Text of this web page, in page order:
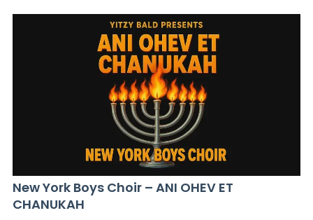
New York Boys Choir – ANI OHEV ET
CHANUKAH